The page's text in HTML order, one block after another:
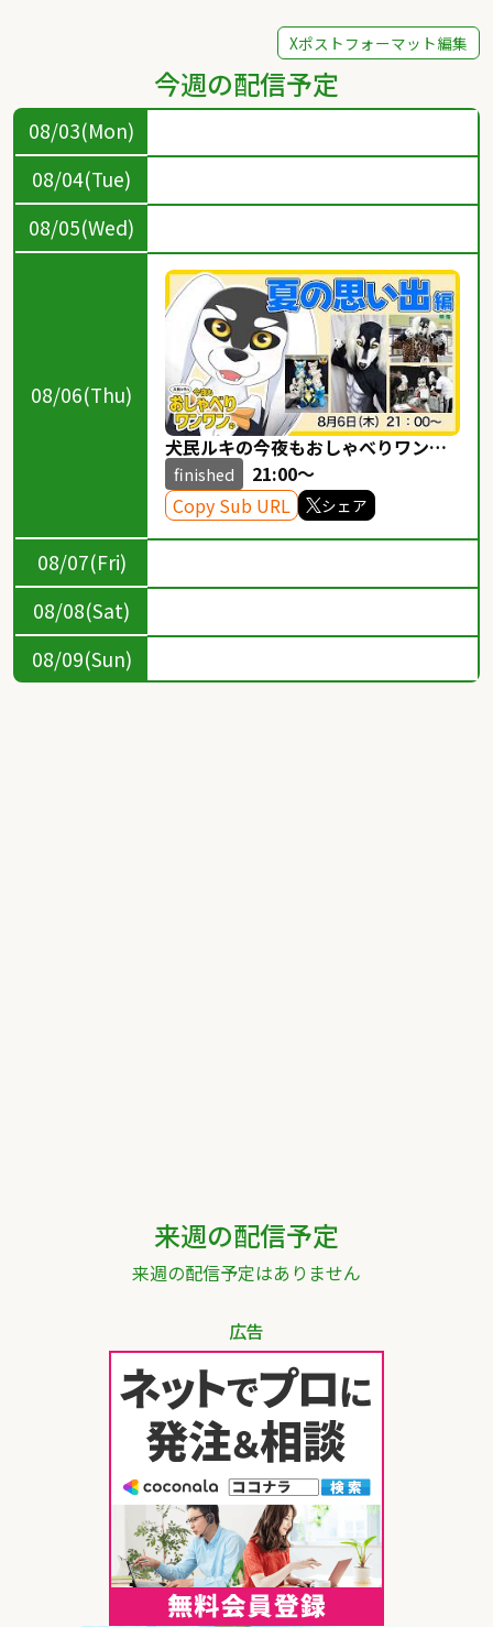
Xポストフォーマット編集
今週の配信予定
08/03(Mon)
08/04(Tue)
08/05(Wed)
08/06(Thu)
犬民ルキの今夜もおしゃべりワンワ
ン 2026/08/06 夏の思い出編
finished
21:00～
Copy Sub URL
シェア
08/07(Fri)
08/08(Sat)
08/09(Sun)
来週の配信予定
来週の配信予定はありません
広告